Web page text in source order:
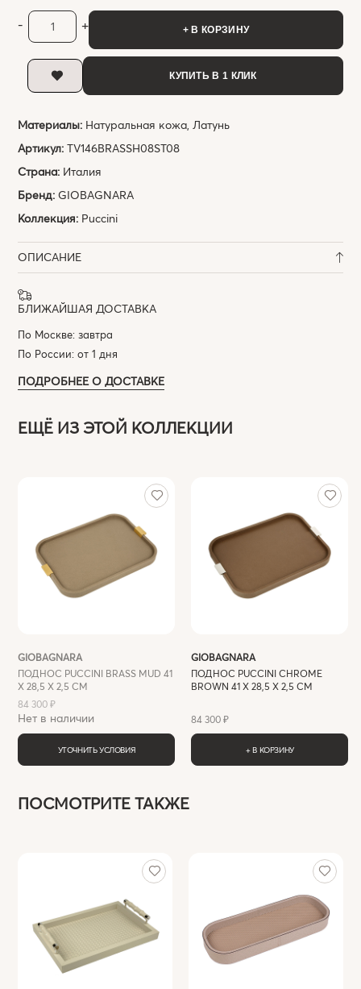
- + + В КОРЗИНУ
КУПИТЬ В 1 КЛИК
Материалы: Натуральная кожа, Латунь
Артикул:TV146BRASSH08ST08
Страна: Италия
Бренд:GIOBAGNARA
Коллекция: Puccini
ОПИСАНИЕ
БЛИЖАЙШАЯ ДОСТАВКА
По Москве: завтра
По России: от 1 дня
ПОДРОБНЕЕ О ДОСТАВКЕ
ЕЩЁ ИЗ ЭТОЙ КОЛЛЕКЦИИ
GIOBAGNARA
ПОДНОС PUCCINI BRASS MUD 41
X 28,5 Х 2,5 СМ
84 300 ₽
Нет в наличии
УТОЧНИТЬ УСЛОВИЯ
GIOBAGNARA
ПОДНОС PUCCINI CHROME
BROWN 41 X 28,5 Х 2,5 СМ
84 300 ₽
+ В КОРЗИНУ
ПОСМОТРИТЕ ТАКЖЕ